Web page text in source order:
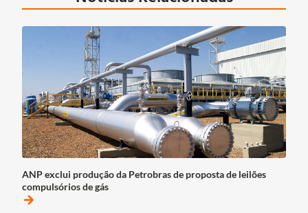
ANP exclui produção da Petrobras de proposta de leilões
compulsórios de gás
arrow_forward